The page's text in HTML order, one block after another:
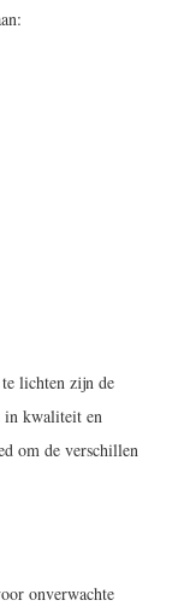
lichten zijn de
in kwaliteit en
om de verschillen
onverwachte